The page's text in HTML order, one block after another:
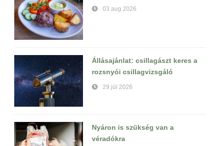
03 aug 2026
Állásajánlat: csillagászt keres a
rozsnyói csillagvizsgáló
29 júl 2026
Nyáron is szükség van a
véradókra